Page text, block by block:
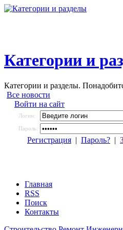
Категории и
Категории и разделы.
Все новости
Войти на сайт
Логин:
Пароль:
Регистрация | Пароль? |
Главная
RSS
Поиск
Контакты